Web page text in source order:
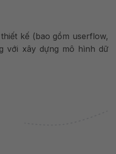
kế (bao gồm userflow,
với xây dựng mô hình dữ